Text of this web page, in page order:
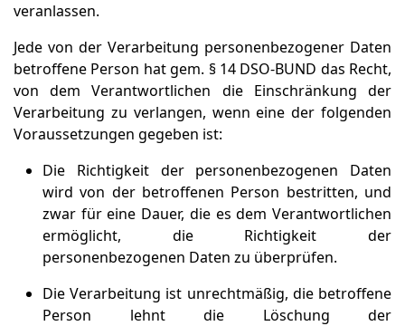
veranlassen.
Jede von der Verarbeitung personenbezogener Daten
betroffene Person hat gem. § 14 DSO-BUND das Recht,
von dem Verantwortlichen die Einschränkung der
Verarbeitung zu verlangen, wenn eine der folgenden
Voraussetzungen gegeben ist:
Die Richtigkeit der personenbezogenen Daten
wird von der betroffenen Person bestritten, und
zwar für eine Dauer, die es dem Verantwortlichen
ermöglicht, die Richtigkeit der
personenbezogenen Daten zu überprüfen.
Die Verarbeitung ist unrechtmäßig, die betroffene
Person lehnt die Löschung der